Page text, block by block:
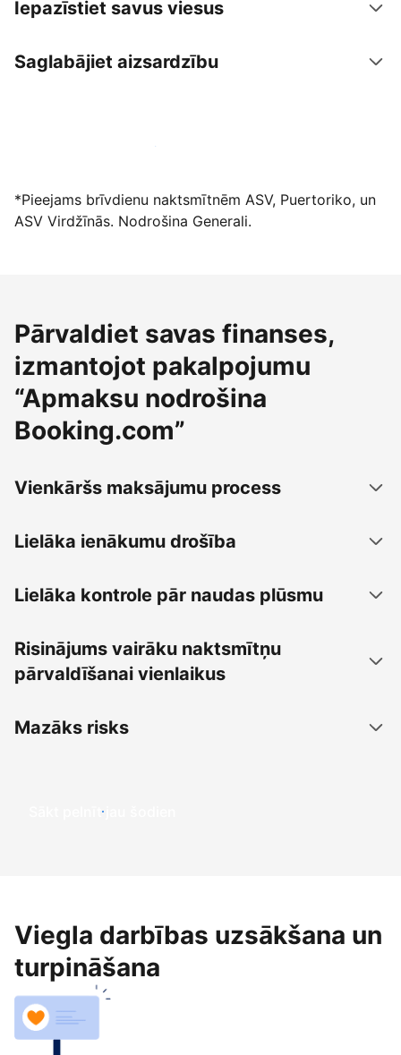
Iepazīstiet savus viesus
Saglabājiet aizsardzību
Izvietot piedāvājumu mūsu platformā
*Pieejams brīvdienu naktsmītnēm ASV, Puertoriko, un
ASV Virdžīnās. Nodrošina Generali.
Pārvaldiet savas finanses,
izmantojot pakalpojumu
“Apmaksu nodrošina
Booking.com”
Vienkāršs maksājumu process
Lielāka ienākumu drošība
Lielāka kontrole pār naudas plūsmu
Risinājums vairāku naktsmītņu
pārvaldīšanai vienlaikus
Mazāks risks
Sākt pelnīt jau šodien
Viegla darbības uzsākšana un
turpināšana